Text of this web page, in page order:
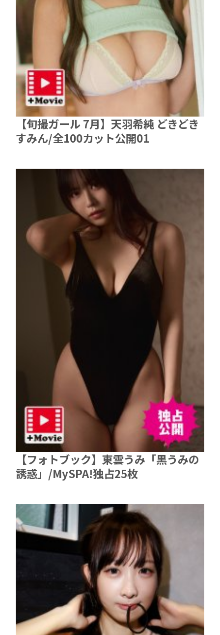
【旬撮ガール 7月】天羽希純 どきどき
すみん/全100カット公開01
【フォトブック】東雲うみ「黒うみの
誘惑」/MySPA!独占25枚